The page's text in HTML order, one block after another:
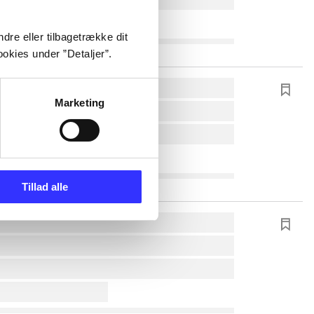
eller tilbagetrække dit
under ”Detaljer”.
Marketing
Tillad alle